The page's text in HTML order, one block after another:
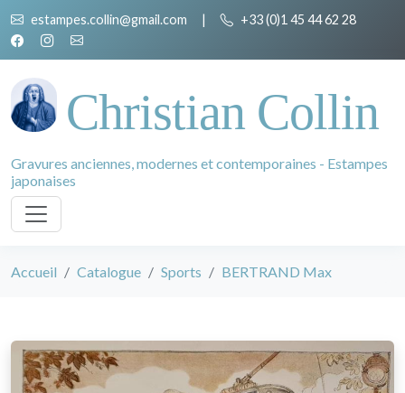
estampes.collin@gmail.com | +33 (0)1 45 44 62 28
Christian Collin
Gravures anciennes, modernes et contemporaines - Estampes
japonaises
Accueil Catalogue Sports BERTRAND Max